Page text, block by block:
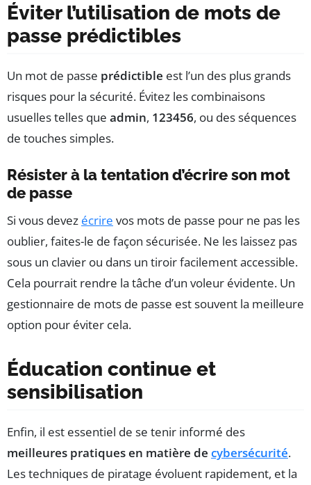
Éviter l’utilisation de mots de
passe prédictibles
Un mot de passe prédictible est l’un des plus grands
risques pour la sécurité. Évitez les combinaisons
usuelles telles que admin, 123456, ou des séquences
de touches simples.
Résister à la tentation d’écrire son mot
de passe
Si vous devez écrire vos mots de passe pour ne pas les
oublier, faites-le de façon sécurisée. Ne les laissez pas
sous un clavier ou dans un tiroir facilement accessible.
Cela pourrait rendre la tâche d’un voleur évidente. Un
gestionnaire de mots de passe est souvent la meilleure
option pour éviter cela.
Éducation continue et
sensibilisation
Enfin, il est essentiel de se tenir informé des
meilleures pratiques en matière de cybersécurité.
Les techniques de piratage évoluent rapidement, et la